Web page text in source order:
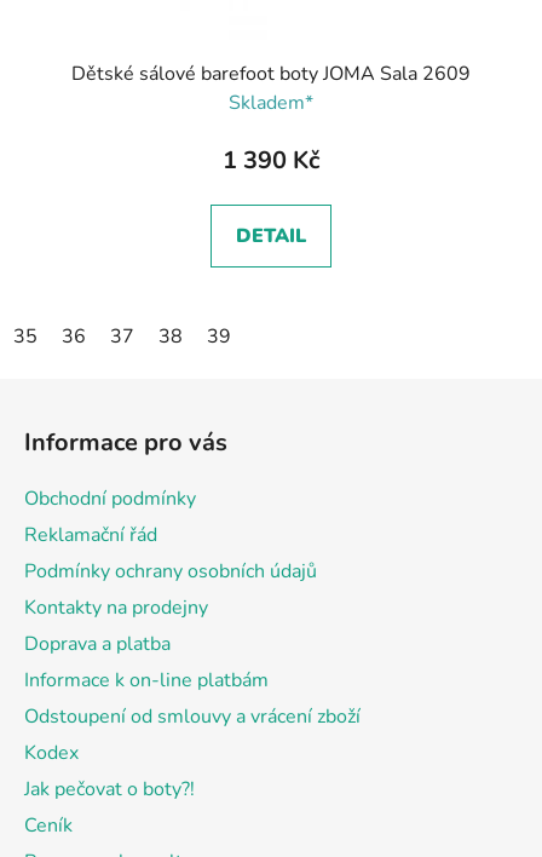
Dětské sálové barefoot boty JOMA Sala 2609
Skladem*
1 390 Kč
DETAIL
35 36 37 38 39
Informace pro vás
Obchodní podmínky
Reklamační řád
Podmínky ochrany osobních údajů
Kontakty na prodejny
Doprava a platba
Informace k on-line platbám
Odstoupení od smlouvy a vrácení zboží
Kodex
Jak pečovat o boty?!
Ceník